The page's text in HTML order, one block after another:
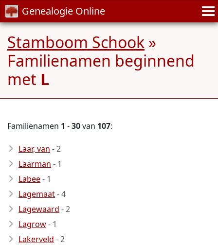
Genealogie Online
Stamboom Schook »
Familienamen beginnend
met L
Familienamen 1 -30van 107:
Laar, van - 2
Laarman - 1
Labee- 1
Lagemaat- 4
Lagewaard - 2
Lagrow- 1
Lakerveld - 2